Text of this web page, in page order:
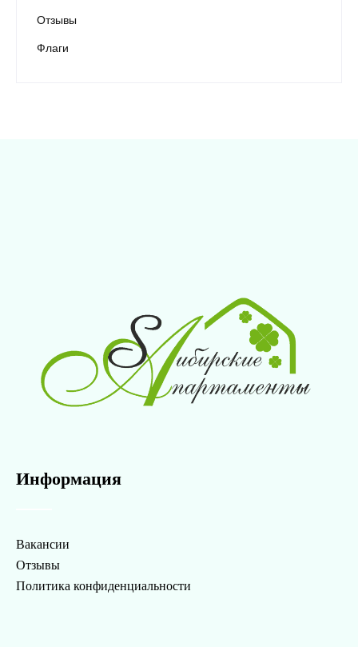
Отзывы
Флаги
Информация
Вакансии
Отзывы
Политика конфиденциальности